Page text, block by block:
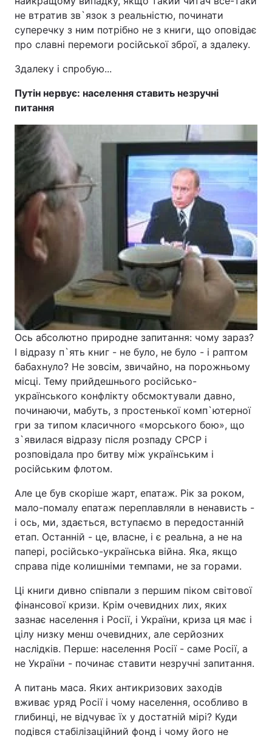
не втратив зв`язок з реальністю, починати
суперечку з ним потрібно не з книги, що оповідає
про славні перемоги російської зброї, а здалеку.
Здалеку і спробую...
Путін нервує: населення ставить незручні
питання
Ось абсолютно природне запитання: чому зараз?
І відразу п`ять книг - не було, не було - і раптом
бабахнуло? Не зовсім, звичайно, на порожньому
місці. Тему прийдешнього російсько-
українського конфлікту обсмоктували давно,
починаючи, мабуть, з простенької комп`ютерної
гри за типом класичного «морського бою», що
з`явилася відразу після розпаду СРСР і
розповідала про битву між українським і
російським флотом.
Але це був скоріше жарт, епатаж. Рік за роком,
мало-помалу епатаж переплавляли в ненависть -
і ось, ми, здається, вступаємо в передостанній
етап. Останній - це, власне, і є реальна, а не на
папері, російсько-українська війна. Яка, якщо
справа піде колишніми темпами, не за горами.
Ці книги дивно співпали з першим піком світової
фінансової кризи. Крім очевидних лих, яких
зазнає населення і Росії, і України, криза ця має і
цілу низку менш очевидних, але серйозних
наслідків. Перше: населення Росії - саме Росії, а
не України - починає ставити незручні запитання.
А питань маса. Яких антикризових заходів
вживає уряд Росії і чому населення, особливо в
глибинці, не відчуває їх у достатній мірі? Куди
подівся стабілізаційний фонд і чому його не